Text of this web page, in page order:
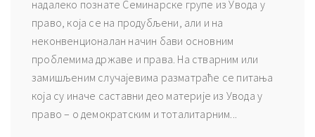
надалеко познате Семинарске групе из Увода у
право, која се на продубљени, али и на
неконвенционалан начин бави основним
проблемима државе и права. На стварним или
замишљеним случајевима разматраће се питања
која су иначе саставни део материје из Увода у
право – о демократским и тоталитарним...